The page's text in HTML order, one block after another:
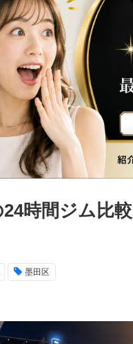
時間ジム比
墨田区